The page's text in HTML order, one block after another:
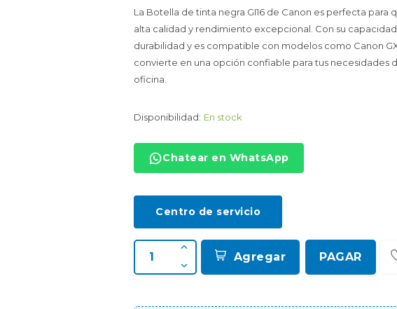
La Botella de tinta negra GI16 de Canon es perfecta para
alta calidad y rendimiento excepcional. Con su
durabilidad y es compatible con modelos como Canon
convierte en una opción confiable para tus necesidades
oficina.
Disponibilidad: En stock
Chatear en WhatsApp
Centro de servicio
Agregar PAGAR